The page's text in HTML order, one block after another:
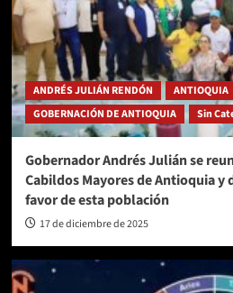
ANDRÉS JULIÁN RENDÓN
ANTIOQUIA
GOBERNACIÓN DE ANTIOQUIA
Sin
Gobernador Andrés Julián se
Cabildos Mayores de Antioquia y
favor de esta población
17 de diciembre de 2025